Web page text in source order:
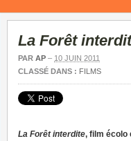
La Forêt
PAR AP – 10 JUIN 2011
CLASSÉ DANS : FILMS
La Forêt interdite, film écolo